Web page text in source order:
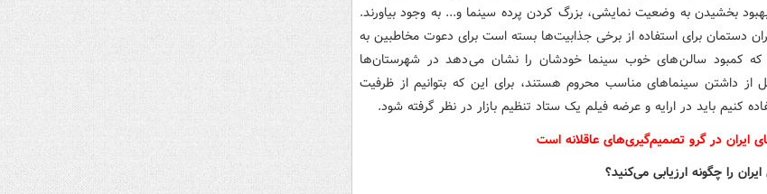
بخشیدن به وضعیت نمایشی، بزرگ کردن پرده‌ سینما و... به وجود بیاورند.
دستمان برای استفاده از برخی جذابیت‌ها بسته است برای دعوت مخاطبین به
که کمبود سالن های خوب سینما خودشان را نشان می دهد در شهرستان‌ها
از داشتن سینماهای مناسب محروم هستند، برای این که بتوانیم از ظرفیت
کنیم باید در ارایه و عرضه فیلم یک ستاد تنظیم بازار در نظر گرفته شود.
ایران در گرو تصمیم‌گیری‌های عاقلانه است
را چگونه ارزیابی می‌کنید؟